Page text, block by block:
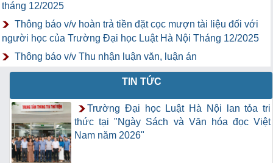
tháng 12/2025
Thông báo v/v hoàn trả tiền đặt cọc mượn tài liệu đối với
người học của Trường Đại học Luật Hà Nội Tháng 12/2025
Thông báo v/v Thu nhận luận văn, luận án
TIN TỨC
Trường Đại học Luật Hà Nội lan tỏa tri
thức tại "Ngày Sách và Văn hóa đọc Việt
Nam năm 2026"